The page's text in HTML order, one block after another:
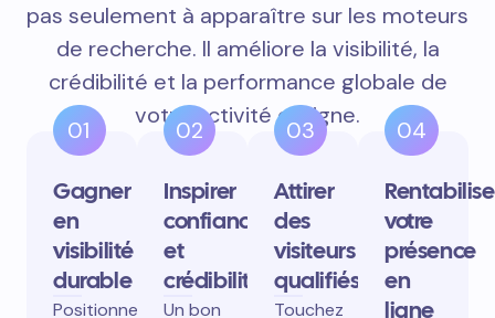
pas seulement à apparaître sur les moteurs
de recherche. Il améliore la visibilité, la
crédibilité et la performance globale de
votre activité en ligne.
01
Gagner
en
visibilité
durable
Positionnez
02
Inspirer
confiance
et
crédibilité
Un bon
03
Attirer
des
visiteurs
qualifiés
Touchez
04
votre
présence
en
ligne